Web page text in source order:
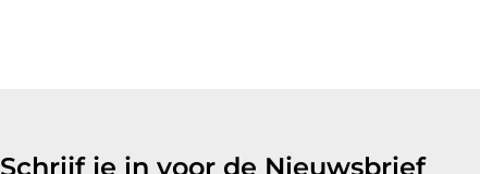
Schrijf je in voor de Nieuwsbrief